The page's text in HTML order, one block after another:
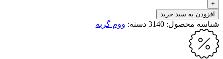
افزودن به سبد خرید
شناسه محصول: 3140 دسته: ووم گربه